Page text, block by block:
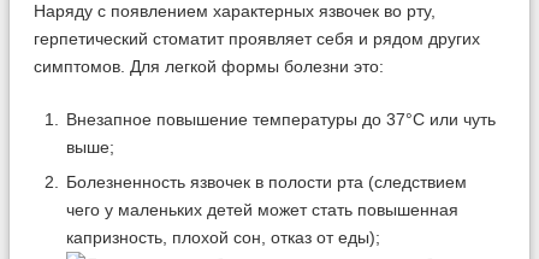
Наряду с появлением характерных язвочек во рту,
герпетический стоматит проявляет себя и рядом других
симптомов. Для легкой формы болезни это:
Внезапное повышение температуры до 37°С или чуть
выше;
Болезненность язвочек в полости рта (следствием
чего у маленьких детей может стать повышенная
капризность, плохой сон, отказ от еды);